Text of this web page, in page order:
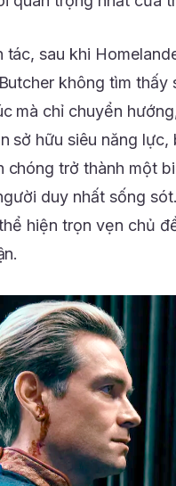
tác, sau khi
không tìm
mà chỉ chuyển
sở hữu siêu năng
chóng trở thành một
duy nhất sống
hiện trọn vẹn chủ